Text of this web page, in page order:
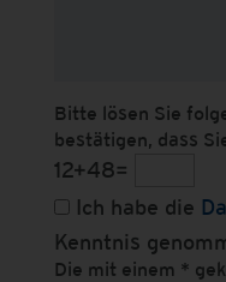
Bitte lösen Sie
bestätigen, dass
12+48=
Ich habe die
Kenntnis
Die mit einem *